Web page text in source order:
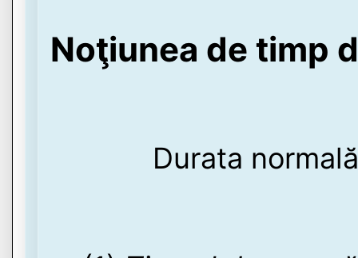
Noţiunea de timp
Durata